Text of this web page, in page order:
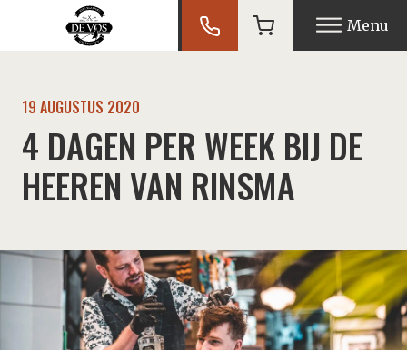
Menu
19 AUGUSTUS 2020
4 DAGEN PER WEEK BIJ DE
HEEREN VAN RINSMA